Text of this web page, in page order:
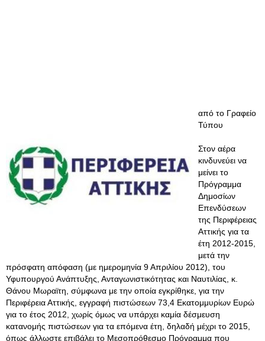
από το Γραφείο
Τύπου
Στον αέρα
κινδυνεύει να
μείνει το
Πρόγραμμα
Δημοσίων
Επενδύσεων
της Περιφέρειας
Αττικής για τα
έτη 2012-2015,
μετά την
πρόσφατη απόφαση (με ημερομηνία 9 Απριλίου 2012), του
Υφυπουργού Ανάπτυξης, Ανταγωνιστικότητας και Ναυτιλίας, κ.
Θάνου Μωραϊτη, σύμφωνα με την οποία εγκρίθηκε, για την
Περιφέρεια Αττικής, εγγραφή πιστώσεων 73,4 Εκατομμυρίων Ευρώ
για το έτος 2012, χωρίς όμως να υπάρχει καμία δέσμευση
κατανομής πιστώσεων για τα επόμενα έτη, δηλαδή μέχρι το 2015,
όπως άλλωστε επιβάλει το Μεσοπρόθεσμο Πρόγραμμα που